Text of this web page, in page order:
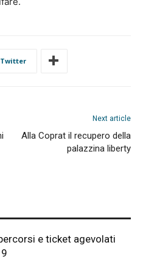
Twitter
Next article
Alla Coprat il recupero della
palazzina liberty
e ticket agevolati